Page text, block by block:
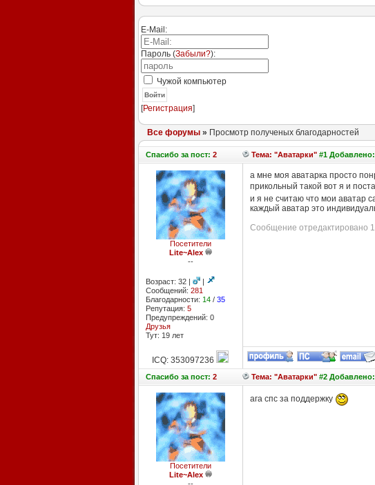
E-Mail:
Пароль (Забыли?):
Чужой компьютер
Войти
[Регистрация]
Все форумы» Просмотр полученых благодарностей
Спасибоза пост: 2 Тема: "Аватарки"#1 Добавлено:
Посетители
Lite~Alex
--
Возраст: 32 |
|
Сообщений: 281
Благодарности: 14/ 35
Репутация: 5
Предупреждений: 0
Друзья
Тут: 19 лет
а мне моя аватарка просто
прикольный такой вот я и
и я не считаю что мои аватар
каждый аватар это
Сообщение отредактировано
ICQ: 353097236
Спасибоза пост: 2 Тема: "Аватарки"#2 Добавлено:
Посетители
Lite~Alex
ага спс за поддержку